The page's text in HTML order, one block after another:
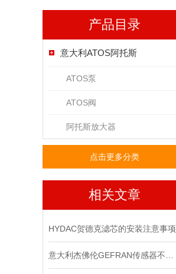
产品目录
意大利ATOS阿托斯
ATOS泵
ATOS阀
阿托斯放大器
点击更多分类
相关文章
HYDAC贺德克滤芯的安装注意事项